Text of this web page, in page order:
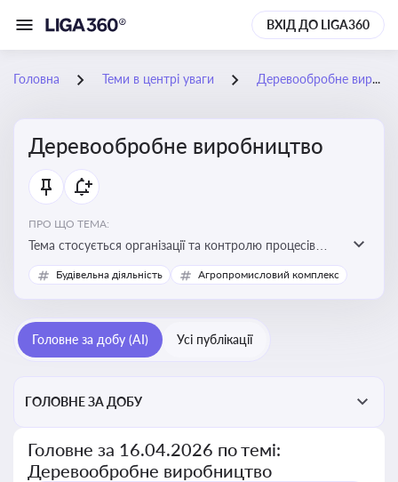
ВХІД ДО LIGA360
Головна Теми в центрі уваги Деревообробне виробництво
Деревообробне виробництво
ПРО ЩО ТЕМА:
Тема стосується організації та контролю процесів
переробки деревини, дотримання технічних
стандартів, екологічних вимог і безпеки праці на
Будівельна діяльність Агропромисловий комплекс
Головне за добу (AI) Усі публікації
ГОЛОВНЕ ЗА ДОБУ
Головне за 16.04.2026 по темі:
Деревообробне виробництво